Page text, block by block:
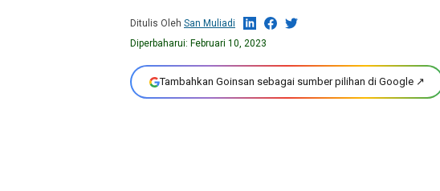
Ditulis Oleh San Muliadi
Diperbaharui: Februari 10, 2023
Tambahkan Goinsan sebagai sumber pilihan di Google ↗